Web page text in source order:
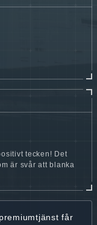
tecken! Det
är svår att blanka
får